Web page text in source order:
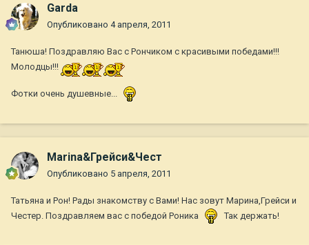
Garda
Опубликовано 4 апреля, 2011
Танюша! Поздравляю Вас с Рончиком с красивыми победами!!!
Молодцы!!!
Фотки очень душевные...
Marina&Грейси&Чест
Опубликовано 5 апреля, 2011
Татьяна и Рон! Рады знакомству с Вами! Нас зовут Марина,Грейси и
Честер. Поздравляем вас с победой Роника
Так держать!